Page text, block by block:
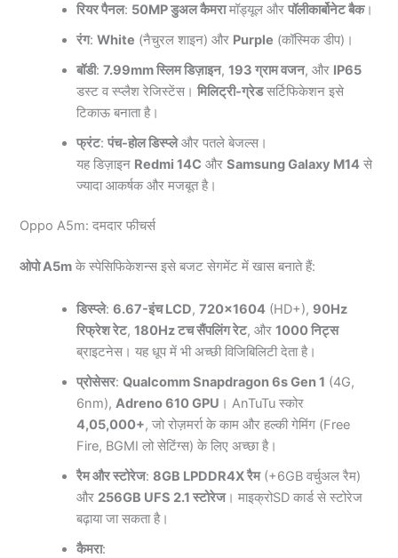
रियर पैनल: 50MP डुअल कैमरामॉड्यूल औरपॉलीकार्बोनेट बैक।
रंग:White (नैचुरल शाइन) और Purple (कॉस्मिक डीप)।
बॉडी:7.99mm स्लिम डिज़ाइन,193 ग्राम वजन, और IP65
डस्ट व स्प्लैश रेजिस्टेंस।मिलिट्री-ग्रेडसर्टिफिकेशन इसे
टिकाऊ बनाता है।
फ्रंट:पंच-होल डिस्प्लेऔर पतले बेजल्स।
यह डिज़ाइन Redmi 14C औरSamsung Galaxy M14 से
ज्यादा आकर्षक और मजबूत है।
Oppo A5m: दमदार फीचर्स
ओपो A5m के स्पेसिफिकेशन्स इसे बजट सेगमेंट में खास बनाते हैं:
डिस्प्ले:6.67-इंच LCD,720×1604 (HD+), 90Hz
रिफ्रेश रेट,180Hz टच सैंपलिंग रेट, और1000 निट्स
ब्राइटनेस। यह धूप में भी अच्छी विजिबिलिटी देता है।
प्रोसेसर:Qualcomm Snapdragon 6s Gen 1 (4G,
6nm), Adreno 610 GPU । AnTuTu स्कोर
4,05,000+, जो रोज़मर्रा के काम और हल्की गेमिंग (Free
Fire, BGMI लो सेटिंग्स) के लिए अच्छा है।
रैम और स्टोरेज:8GB LPDDR4X रैम(+6GB वर्चुअल रैम)
और 256GB UFS 2.1 स्टोरेज। माइक्रोSD कार्ड से स्टोरेज
बढ़ाया जा सकता है।
कैमरा: